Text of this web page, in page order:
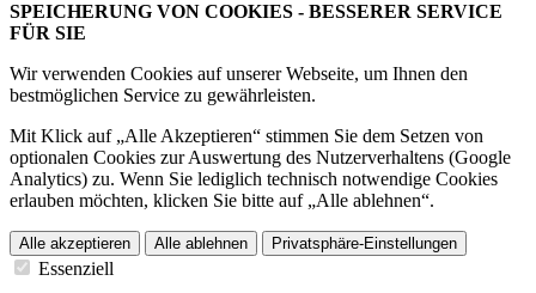
SPEICHERUNG VON COOKIES - BESSERER SERVICE
FÜR SIE
Wir verwenden Cookies auf unserer Webseite, um Ihnen den
bestmöglichen Service zu gewährleisten.
Mit Klick auf „Alle Akzeptieren“ stimmen Sie dem Setzen von
optionalen Cookies zur Auswertung des Nutzerverhaltens (Google
Analytics) zu. Wenn Sie lediglich technisch notwendige Cookies
erlauben möchten, klicken Sie bitte auf „Alle ablehnen“.
Alle akzeptieren Alle ablehnen Privatsphäre-Einstellungen
Essenziell